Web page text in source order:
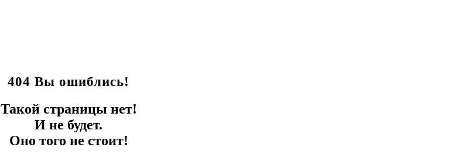
404 Вы ошиблись!
Такой страницы нет!
И не будет.
Оно того не стоит!